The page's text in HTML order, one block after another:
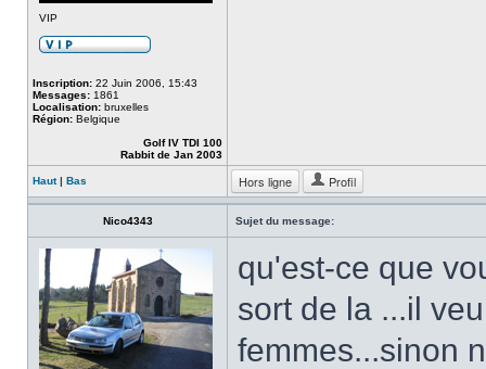
VIP
Inscription: 22 Juin 2006, 15:43
Messages: 1861
Localisation: bruxelles
Région: Belgique
Golf IV TDI 100
Rabbit de Jan 2003
Haut| Bas Hors ligne Profil
Nico4343 Sujet du message:
qu'est-ce que
sort de la ...il
femmes...sinon